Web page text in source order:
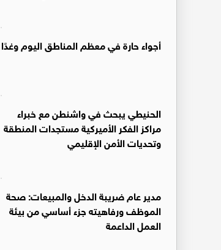
أجواء حارة في معظم المناطق اليوم وغدًا
الحنيطي يبحث في واشنطن مع خبراء
مراكز الفكر الأميركية مستجدات المنطقة
وتحديات الأمن الإقليمي
مدير عام ضريبة الدخل والمبيعات: صحة
الموظف ورفاهيته جزء أساسي من بيئة
العمل الداعمة